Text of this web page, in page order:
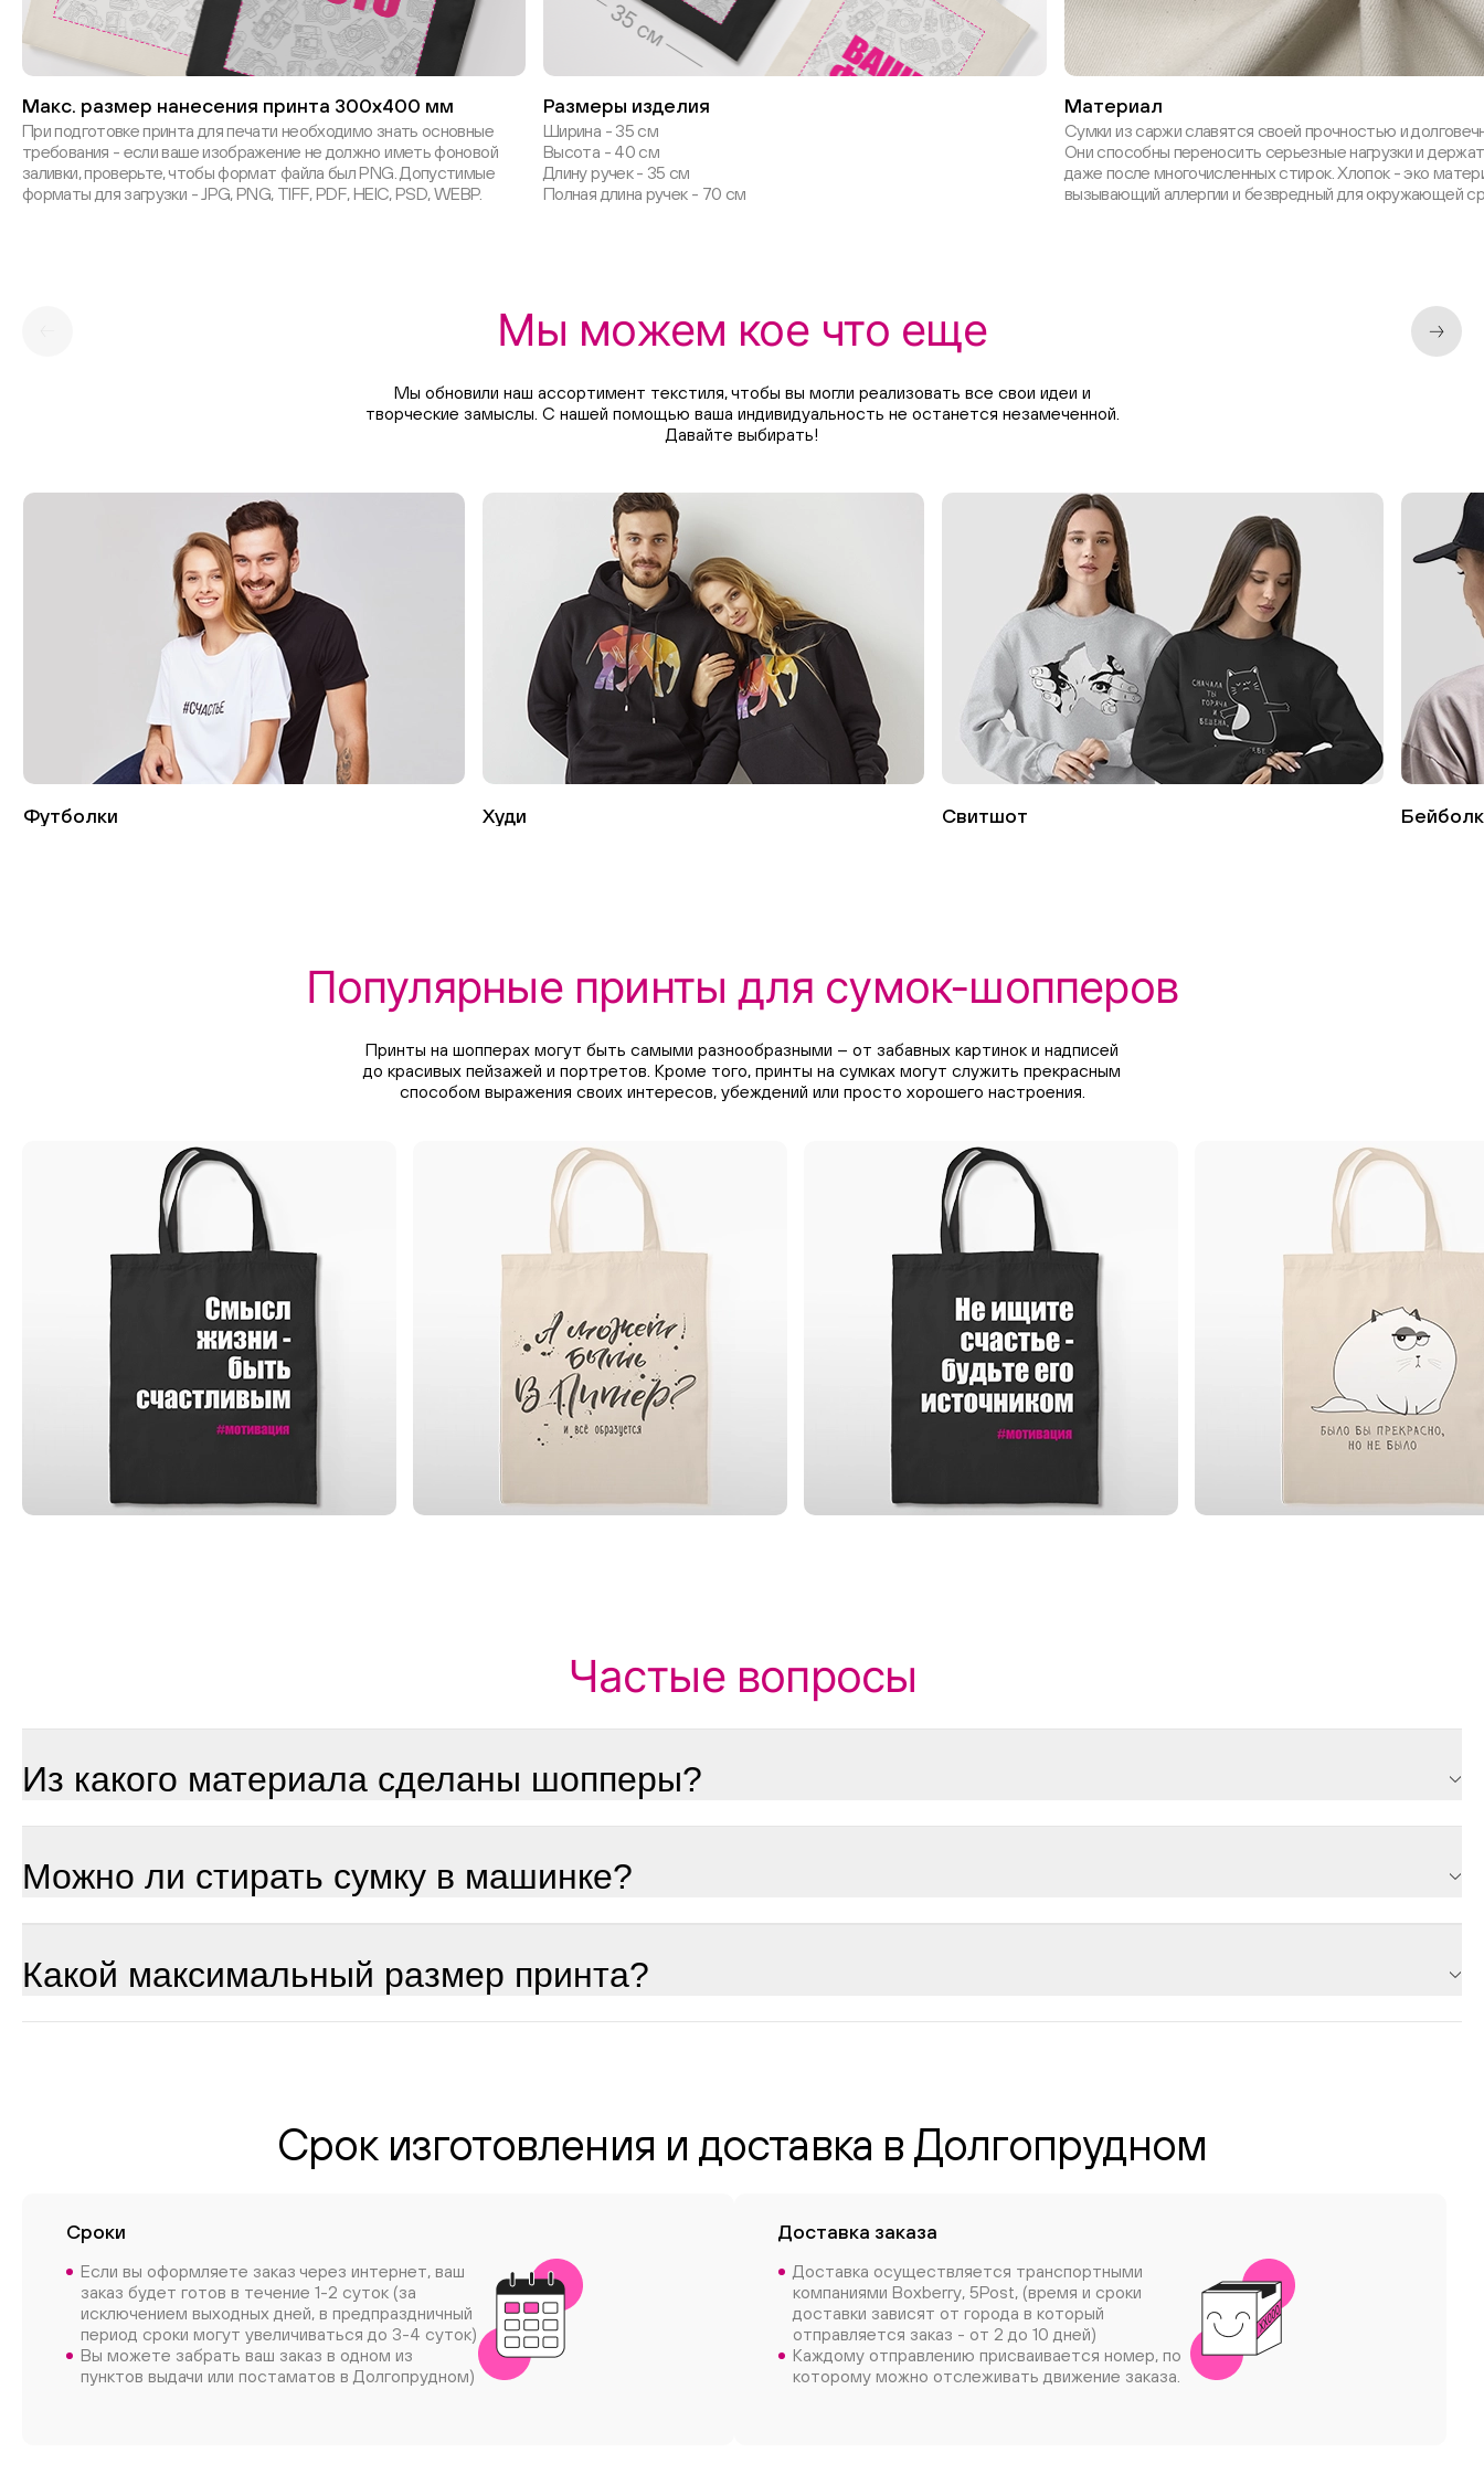
Макс. размер нанесения принта 300х400 мм
При подготовке принта для печати необходимо знать основные
требования - если ваше изображение не должно иметь фоновой
заливки, проверьте, чтобы формат файла был PNG. Допустимые
форматы для загрузки - JPG, PNG, TIFF, PDF, HEIC, PSD, WEBP.
Размеры изделия
Ширина - 35 см
Высота - 40 см
Длину ручек - 35 см
Полная длина ручек - 70 см
Материал
Сумки из саржи славятся своей прочностью и
Они способны переносить серьезные нагрузки и
даже после многочисленных стирок. Хлопок - эко
вызывающий аллергии и безвредный для окружающей
Мы можем кое что еще
Мы обновили наш ассортимент текстиля, чтобы вы могли реализовать все свои идеи и
творческие замыслы. С нашей помощью ваша индивидуальность не останется незамеченной.
Давайте выбирать!
Футболки Худи Свитшот
Популярные принты для сумок-шопперов
Принты на шопперах могут быть самыми разнообразными – от забавных картинок и надписей
до красивых пейзажей и портретов. Кроме того, принты на сумках могут служить прекрасным
способом выражения своих интересов, убеждений или просто хорошего настроения.
Частые вопросы
Из какого материала сделаны шопперы?
Можно ли стирать сумку в машинке?
Какой максимальный размер принта?
Срок изготовления и доставка в Долгопрудном
Сроки
Если вы оформляете заказ через интернет, ваш
заказ будет готов в течение 1-2 суток (за
исключением выходных дней, в предпраздничный
период сроки могут увеличиваться до 3-4 суток)
Вы можете забрать ваш заказ в одном из
пунктов выдачи или постаматов в Долгопрудном)
Доставка заказа
Доставка осуществляется транспортными
компаниями Boxberry, 5Post, (время и сроки
доставки зависят от города в который
отправляется заказ - от 2 до 10 дней)
Каждому отправлению присваивается номер, по
которому можно отслеживать движение заказа.